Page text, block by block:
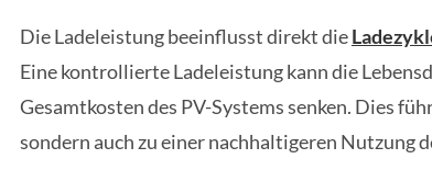
Die Ladeleistung beeinflusst direkt die
Eine kontrollierte Ladeleistung kann die
Gesamtkosten des PV-Systems senken. Dies
sondern auch zu einer nachhaltigeren Nutzung